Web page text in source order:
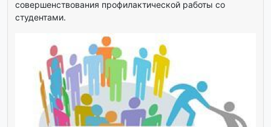
совершенствования профилактической работы со
студентами.